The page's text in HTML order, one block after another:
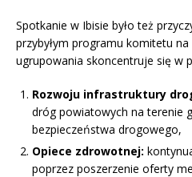
Spotkanie w Ibisie było też
przybyłym programu komitetu
ugrupowania skoncentruje się w
Rozwoju infrastruktury
dróg powiatowych na terenie
bezpieczeństwa drogowego,
Opiece zdrowotnej:
poprzez poszerzenie oferty